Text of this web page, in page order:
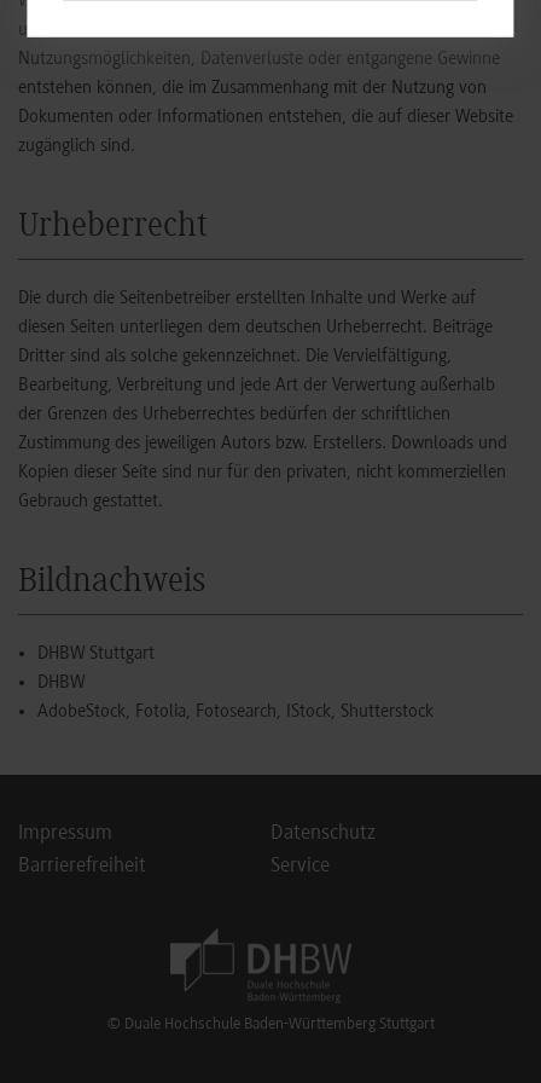
und unmittelbare Schäden oder Schäden, die durch fehlende
Nutzungsmöglichkeiten, Datenverluste oder entgangene Gewinne
entstehen können, die im Zusammenhang mit der Nutzung von
Dokumenten oder Informationen entstehen, die auf dieser Website
zugänglich sind.
Urheberrecht
Die durch die Seitenbetreiber erstellten Inhalte und Werke auf
diesen Seiten unterliegen dem deutschen Urheberrecht. Beiträge
Dritter sind als solche gekennzeichnet. Die Vervielfältigung,
Bearbeitung, Verbreitung und jede Art der Verwertung außerhalb
der Grenzen des Urheberrechtes bedürfen der schriftlichen
Zustimmung des jeweiligen Autors bzw. Erstellers. Downloads und
Kopien dieser Seite sind nur für den privaten, nicht kommerziellen
Gebrauch gestattet.
Bildnachweis
DHBW Stuttgart
DHBW
AdobeStock, Fotolia, Fotosearch, IStock, Shutterstock
Footer Meta Navigation
Impressum
Datenschutz
Barrierefreiheit
Service
© Duale Hochschule Baden-Württemberg Stuttgart